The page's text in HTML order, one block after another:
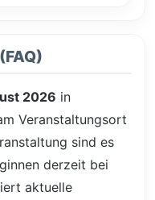
2026 in
Veranstaltungsort
sind es
derzeit bei
aktuelle